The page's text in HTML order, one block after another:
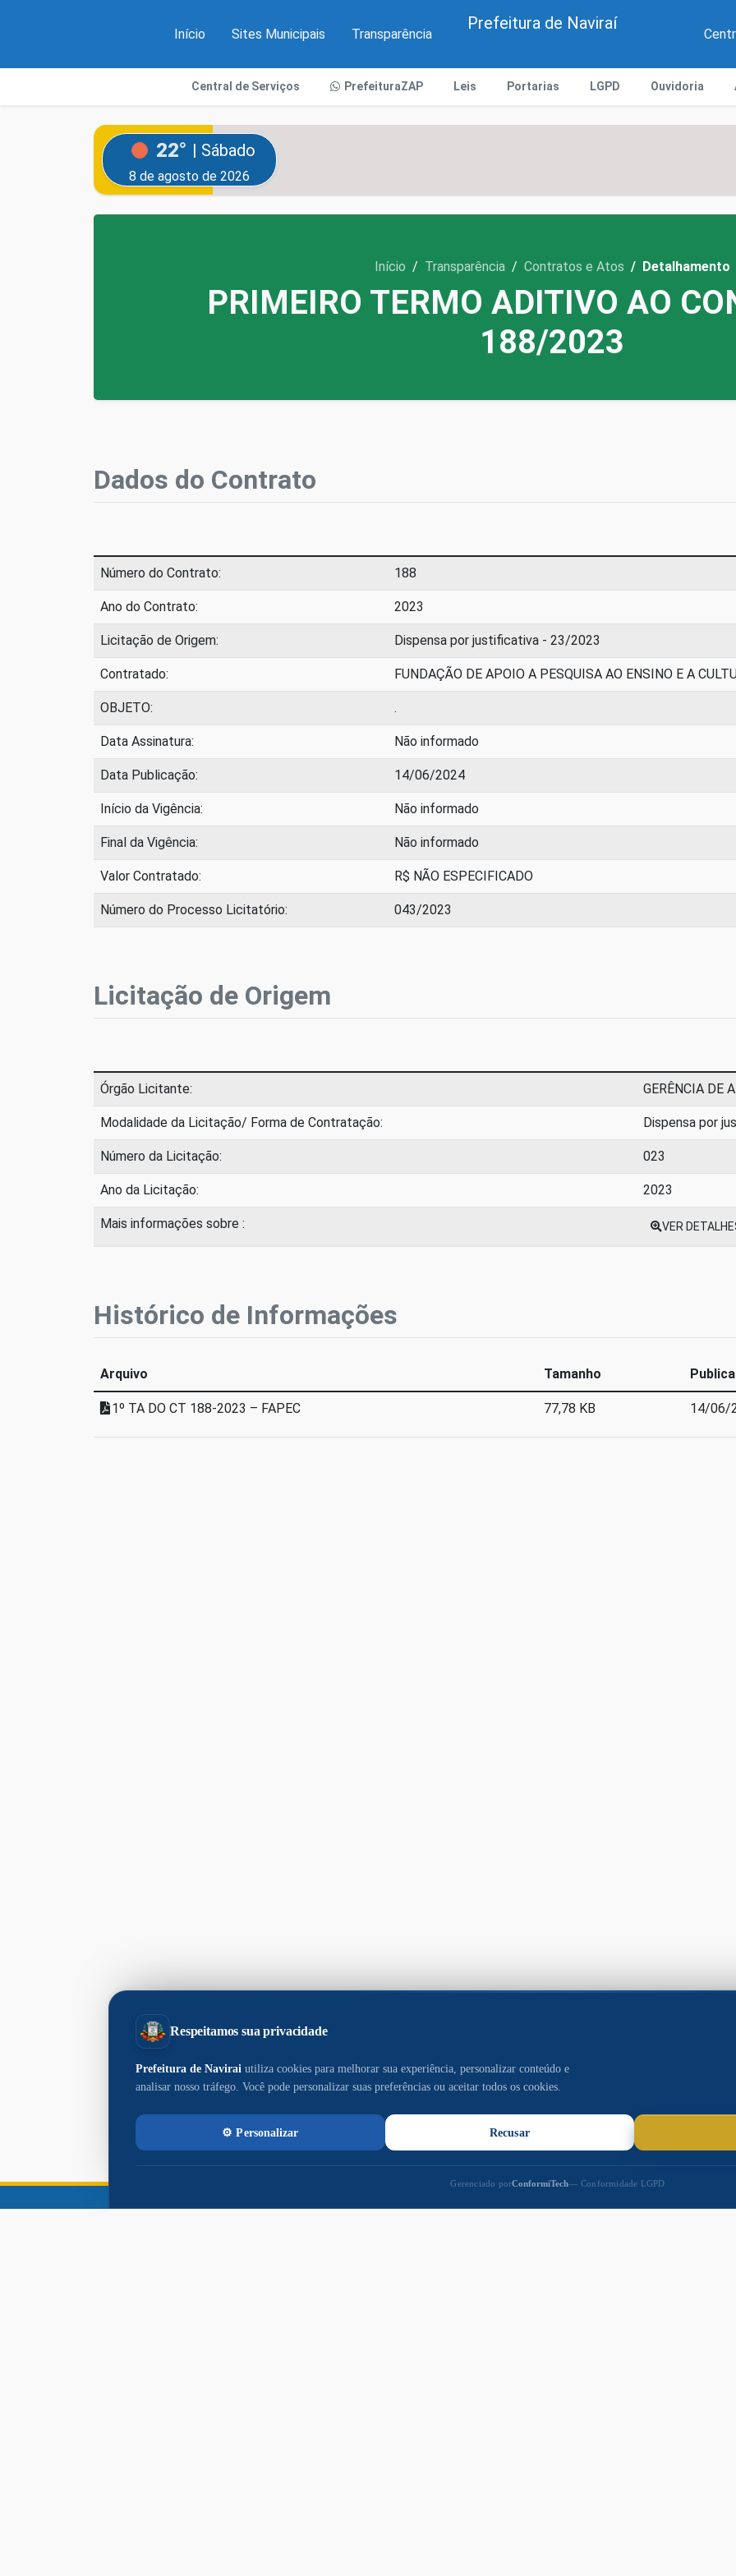
Início Sites Municipais Transparência
Prefeitura de Naviraí
Central de Serviços PrefeituraZAP Leis Portarias LGPD Ouvidoria
22° | Sábado
8 de agosto de 2026
Início Transparência Contratos e Atos Detalhamento
PRIMEIRO TERMO ADITIVO AO
188/2023
Dados do Contrato
Número do Contrato: 188
Ano do Contrato: 2023
Licitação de Origem: Dispensa por justificativa - 23/2023
Contratado: FUNDAÇÃO DE APOIO A PESQUISA AO ENSINO E A
OBJETO: .
Data Assinatura: Não informado
Data Publicação: 14/06/2024
Início da Vigência: Não informado
Final da Vigência: Não informado
Valor Contratado: R$ NÃO ESPECIFICADO
Número do Processo Licitatório: 043/2023
Licitação de Origem
Órgão Licitante: GERÊNCIA DE
Modalidade da Licitação/ Forma de Contratação: Dispensa por
Número da Licitação: 023
Ano da Licitação: 2023
Mais informações sobre : VER
Histórico de Informações
Arquivo Tamanho
1º TA DO CT 188-2023 – FAPEC 77,78 KB 14/06/